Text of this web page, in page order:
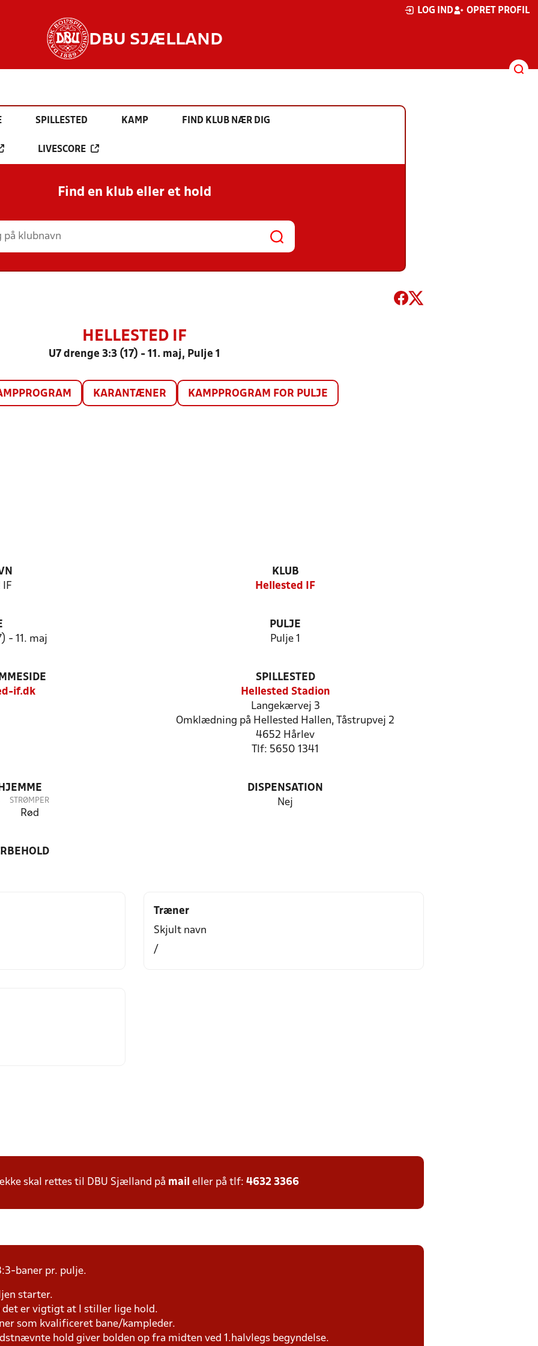
LOG IND OPRET PROFIL
DBU SJÆLLAND
SPILLESTED KAMP FIND KLUB NÆR DIG
LIVESCORE
Find en klub eller et hold
HELLESTED IF
U7 drenge 3:3 (17) - 11. maj, Pulje 1
KARANTÆNER KAMPPROGRAM FOR PULJE
IF
KLUB
Hellested IF
- 11. maj
PULJE
Pulje 1
if.dk
SPILLESTED
Hellested Stadion
Langekærvej 3
Omklædning på Hellested Hallen, Tåstrupvej 2
4652 Hårlev
Tlf: 5650 1341
STRØMPER
Rød
DISPENSATION
Nej
Træner
Skjult navn
/
skal rettes til DBU Sjælland på mail eller på tlf: 4632 3366
baner pr. pulje.
starter.
det er vigtigt at I stiller lige hold.
som kvalificeret bane/kampleder.
hold giver bolden op fra midten ved 1.halvlegs begyndelse.